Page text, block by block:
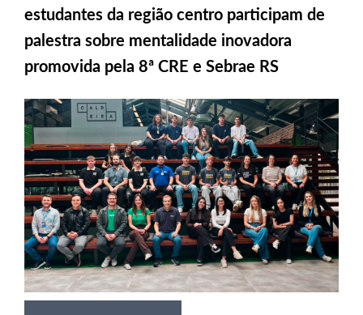
estudantes da região centro participam de
palestra sobre mentalidade inovadora
promovida pela 8ª CRE e Sebrae RS